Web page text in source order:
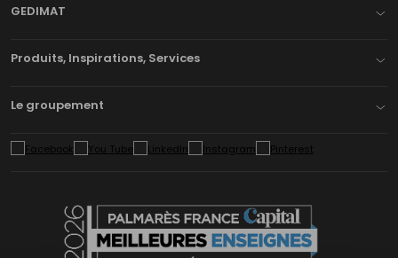
GEDIMAT
Produits, Inspirations, Services
Le groupement